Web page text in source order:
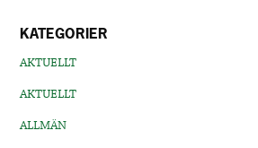
KATEGORIER
AKTUELLT
AKTUELLT
ALLMÄN